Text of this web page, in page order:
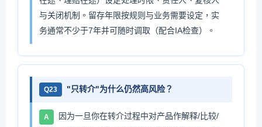
与关闭机制。留存年限按规则与业务需要设定，实
务通常不少于7年并可随时调取（配合IA检查）。
Q23 "只转介"为什么仍然高风险？
A
因为一旦你在转介过程中对产品作解释/比较/